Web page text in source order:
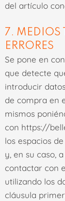
del artículo
7. MEDIOS
ERRORES
Se pone en
que detecte
introducir
de compra en
mismos
con https://
los espacios
y, en su caso,
contactar con
utilizando los
cláusula